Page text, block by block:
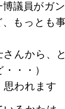
議員がガ
もっとも
さんから、
・・）
思われます